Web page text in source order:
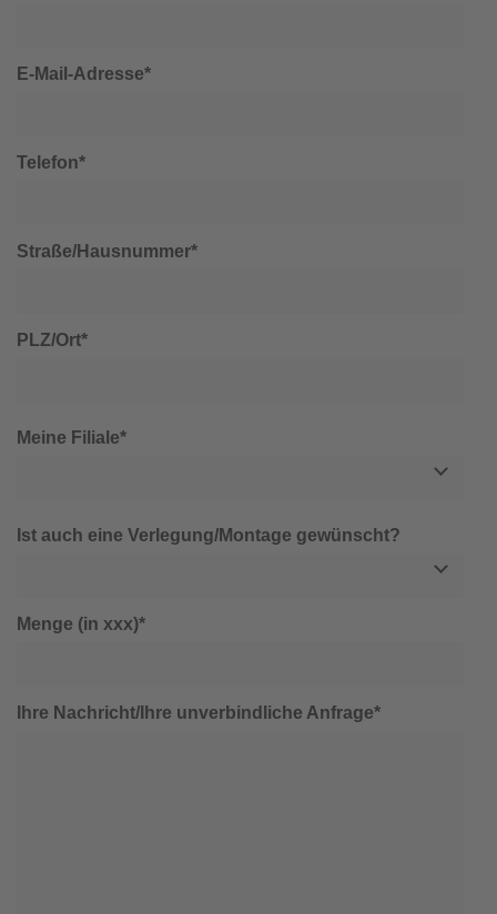
E-Mail-Adresse*
Telefon*
Straße/Hausnummer*
PLZ/Ort*
Meine Filiale*
Ist auch eine Verlegung/Montage gewünscht?
Menge (in xxx)*
Ihre Nachricht/Ihre unverbindliche Anfrage*